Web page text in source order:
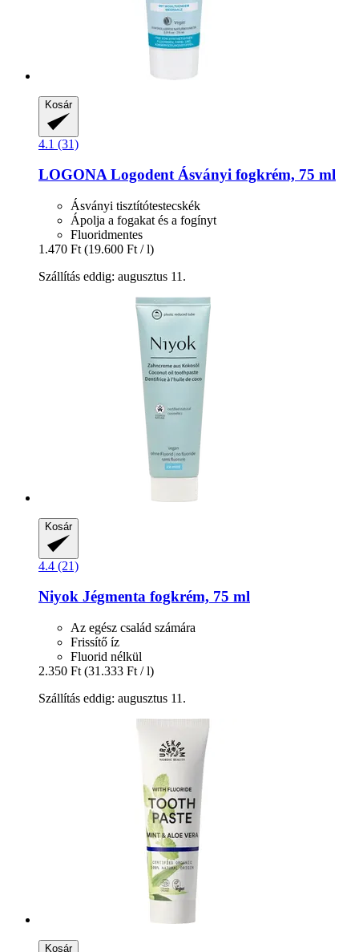
Kosár
4.1 (31)
LOGONALogodent Ásványi fogkrém, 75 ml
Ásványi tisztítótestecskék
Ápolja a fogakat és a fogínyt
Fluoridmentes
1.470 Ft (19.600 Ft / l)
Szállítás eddig: augusztus 11.
Kosár
4.4 (21)
Niyok Jégmenta fogkrém, 75 ml
Az egész család számára
Frissítő íz
Fluorid nélkül
2.350 Ft (31.333 Ft / l)
Szállítás eddig: augusztus 11.
Kosár